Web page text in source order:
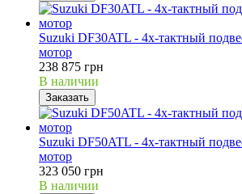
Suzuki DF30ATL - 4х-тактный
мотор
238 875 грн
В наличии
Заказать
Suzuki DF50ATL - 4х-тактный
мотор
323 050 грн
В наличии